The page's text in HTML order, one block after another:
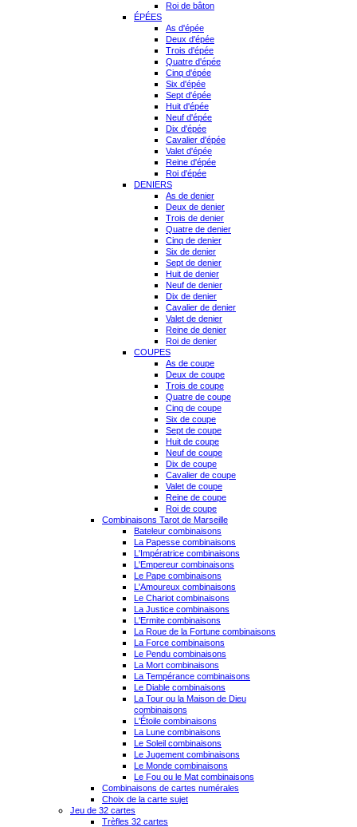
Roi de bâton
ÉPÉES
As d'épée
Deux d'épée
Trois d'épée
Quatre d'épée
Cinq d'épée
Six d'épée
Sept d'épée
Huit d'épée
Neuf d'épée
Dix d'épée
Cavalier d'épée
Valet d'épée
Reine d'épée
Roi d'épée
DENIERS
As de denier
Deux de denier
Trois de denier
Quatre de denier
Cinq de denier
Six de denier
Sept de denier
Huit de denier
Neuf de denier
Dix de denier
Cavalier de denier
Valet de denier
Reine de denier
Roi de denier
COUPES
As de coupe
Deux de coupe
Trois de coupe
Quatre de coupe
Cinq de coupe
Six de coupe
Sept de coupe
Huit de coupe
Neuf de coupe
Dix de coupe
Cavalier de coupe
Valet de coupe
Reine de coupe
Roi de coupe
Combinaisons Tarot de Marseille
Bateleur combinaisons
La Papesse combinaisons
L'Impératrice combinaisons
L'Empereur combinaisons
Le Pape combinaisons
L'Amoureux combinaisons
Le Chariot combinaisons
La Justice combinaisons
L'Ermite combinaisons
La Roue de la Fortune combinaisons
La Force combinaisons
Le Pendu combinaisons
La Mort combinaisons
La Tempérance combinaisons
Le Diable combinaisons
La Tour ou la Maison de Dieu
combinaisons
L'Étoile combinaisons
La Lune combinaisons
Le Soleil combinaisons
Le Jugement combinaisons
Le Monde combinaisons
Le Fou ou le Mat combinaisons
Combinaisons de cartes numérales
Choix de la carte sujet
Jeu de 32 cartes
Trèfles 32 cartes